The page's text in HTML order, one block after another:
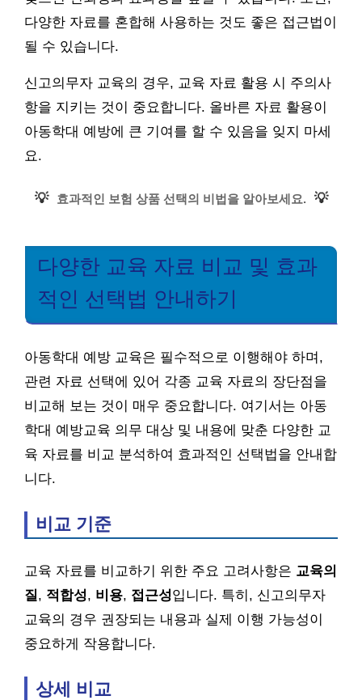
다양한 자료를 혼합해 사용하는 것도 좋은 접근법이
될 수 있습니다.
신고의무자 교육의 경우, 교육 자료 활용 시 주의사
항을 지키는 것이 중요합니다. 올바른 자료 활용이
아동학대 예방에 큰 기여를 할 수 있음을 잊지 마세
요.
💡 효과적인 보험 상품 선택의 비법을 알아보세요. 💡
다양한 교육 자료 비교 및 효과
적인 선택법 안내하기
아동학대 예방 교육은 필수적으로 이행해야 하며,
관련 자료 선택에 있어 각종 교육 자료의 장단점을
비교해 보는 것이 매우 중요합니다. 여기서는 아동
학대 예방교육 의무 대상 및 내용에 맞춘 다양한 교
육 자료를 비교 분석하여 효과적인 선택법을 안내합
니다.
비교 기준
교육 자료를 비교하기 위한 주요 고려사항은 교육의
질, 적합성, 비용, 접근성입니다. 특히, 신고의무자
교육의 경우 권장되는 내용과 실제 이행 가능성이
중요하게 작용합니다.
상세 비교